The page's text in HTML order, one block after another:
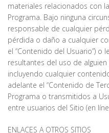
materiales relacionados con
Programa. Bajo ninguna
responsable de cualquier
pérdida o daño a cualquier
el “Contenido del Usuario”) o
resultantes del uso de
incluyendo cualquier
adelante el “Contenido de
Programa o transmitidos a
entre usuarios del Sitio (en
ENLACES A OTROS SITIOS